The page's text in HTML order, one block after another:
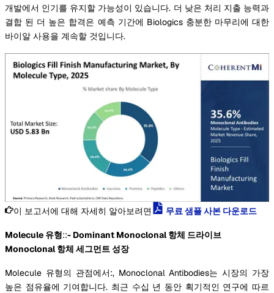
개발에서 인기를 유지할 가능성이 있습니다. 더 낮은 처리 지출 능력과
결합 된 더 높은 합격은 예측 기간에 Biologics 충분한 마무리에 대한
바이알 사용을 계속할 것입니다.
이 보고서에 대해 자세히 알아보려면 무료 샘플 사본 다운로드
Molecule 유형::- Dominant Monoclonal 항체 드라이브
Monoclonal 항체 세그먼트 성장
Molecule 유형의 관점에서:, Monoclonal Antibodies는 시장의 가장
높은 점유율에 기여합니다. 최근 수십 년 동안 획기적인 연구에 따르